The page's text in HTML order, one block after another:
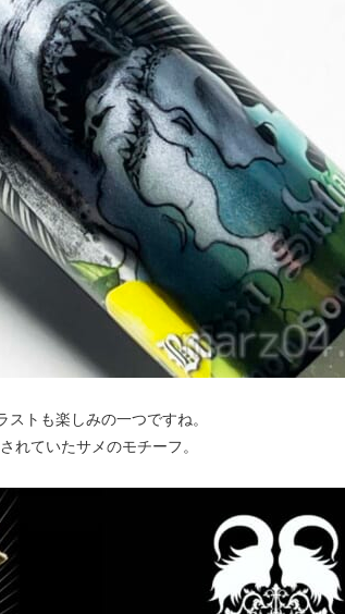
トも楽しみの一つですね。
れていたサメのモチーフ。